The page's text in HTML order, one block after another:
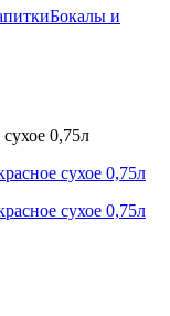
Бокалы и
0,75л